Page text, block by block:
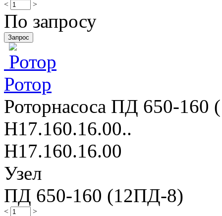
< >
По запросу
Ротор
Роторнасоса ПД 650-160
Н17.160.16.00..
Н17.160.16.00
Узел
ПД 650-160 (12ПД-8)
< >